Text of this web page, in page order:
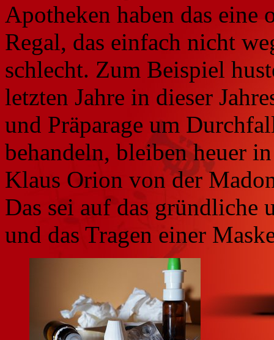
Apotheken haben das eine
Regal, das einfach nicht
schlecht. Zum Beispiel
letzten Jahre in dieser
und Präparage um
behandeln, bleiben heuer
Klaus Orion von der
Das sei auf das gründliche
und das Tragen einer